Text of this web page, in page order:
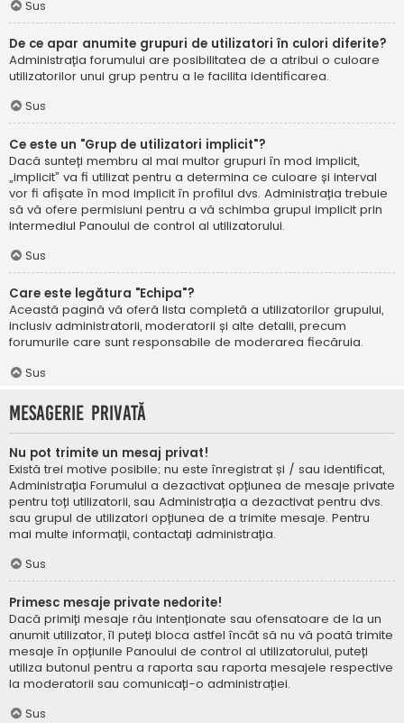
Sus
De ce apar anumite grupuri de utilizatori în culori diferite?
Administrația forumului are posibilitatea de a atribui o culoare
utilizatorilor unui grup pentru a le facilita identificarea.
Sus
Ce este un "Grup de utilizatori implicit"?
Dacă sunteți membru al mai multor grupuri în mod implicit,
„implicit” va fi utilizat pentru a determina ce culoare și interval
vor fi afișate în mod implicit în profilul dvs. Administrația trebuie
să vă ofere permisiuni pentru a vă schimba grupul implicit prin
intermediul Panoului de control al utilizatorului.
Sus
Care este legătura "Echipa"?
Această pagină vă oferă lista completă a utilizatorilor grupului,
inclusiv administratorii, moderatorii și alte detalii, precum
forumurile care sunt responsabile de moderarea fiecăruia.
Sus
Mesagerie privată
Nu pot trimite un mesaj privat!
Există trei motive posibile; nu este înregistrat și / sau identificat,
Administrația Forumului a dezactivat opțiunea de mesaje private
pentru toți utilizatorii, sau Administrația a dezactivat pentru dvs.
sau grupul de utilizatori opțiunea de a trimite mesaje. Pentru
mai multe informații, contactați administrația.
Sus
Primesc mesaje private nedorite!
Dacă primiți mesaje rău intenționate sau ofensatoare de la un
anumit utilizator, îl puteți bloca astfel încât să nu vă poată trimite
mesaje în opțiunile Panoului de control al utilizatorului, puteți
utiliza butonul pentru a raporta sau raporta mesajele respective
la moderatorii sau comunicați-o administrației.
Sus